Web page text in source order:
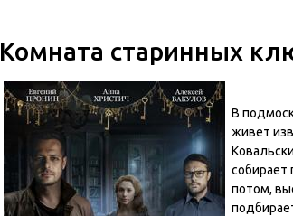
Комната старинных
В
живет
собирает
потом,